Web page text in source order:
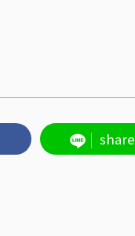
share